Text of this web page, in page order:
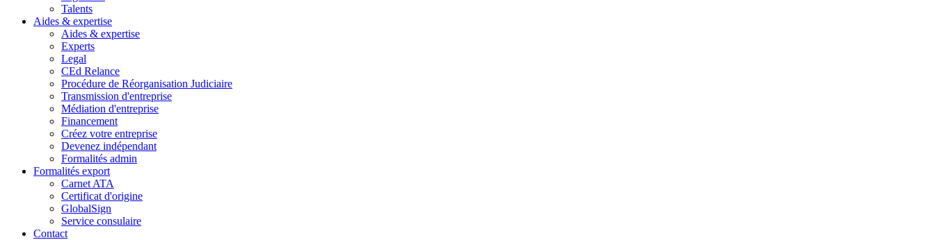
Talents
Aides & expertise
Aides & expertise
Experts
Legal
CEd Relance
Procédure de Réorganisation Judiciaire
Transmission d'entreprise
Médiation d'entreprise
Financement
Créez votre entreprise
Devenez indépendant
Formalités admin
Formalités export
Carnet ATA
Certificat d'origine
GlobalSign
Service consulaire
Contact